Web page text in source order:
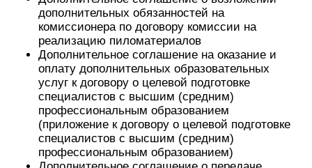
дополнительных обязанностей на
комиссионера по договору комиссии на
реализацию пиломатериалов
Дополнительное соглашение на оказание и
оплату дополнительных образовательных
услуг к договору о целевой подготовке
специалистов с высшим (средним)
профессиональным образованием
(приложение к договору о целевой подготовке
специалистов с высшим (средним)
профессиональным образованием)